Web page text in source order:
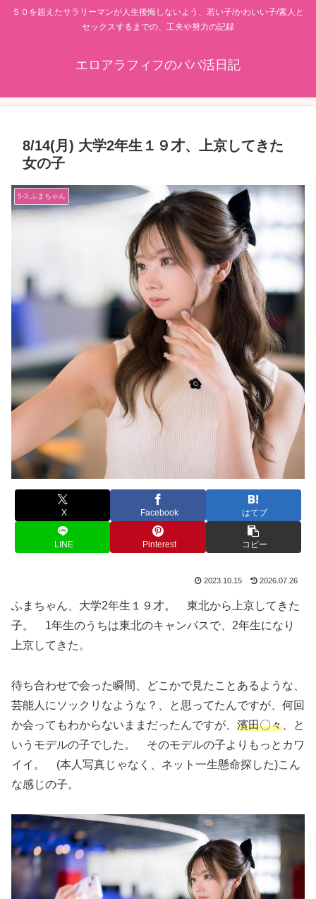
５０を超えたサラリーマンが人生後悔しないよう、若い子/かわいい子/素人と
セックスするまでの、工夫や努力の記録
エロアラフィフのパパ活日記
8/14(月) 大学2年生１９才、上京してきた
女の子
5-3.ふまちゃん
X Facebook はてブ
LINE Pinterest コピー
2023.10.15 2026.07.26
ふまちゃん、大学2年生１９才。 東北から上京してきた
子。 1年生のうちは東北のキャンパスで、2年生になり
上京してきた。
待ち合わせで会った瞬間、どこかで見たことあるような、
芸能人にソックリなような？、と思ってたんですが、何回
か会ってもわからないままだったんですが、 濱田〇々 、と
いうモデルの子でした。 そのモデルの子よりもっとカワ
イイ。 (本人写真じゃなく、ネット一生懸命探した)こん
な感じの子。